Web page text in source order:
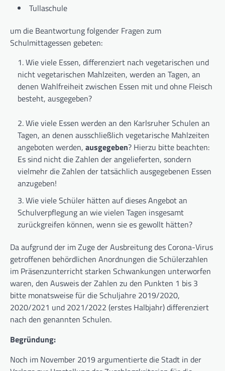
Tullaschule
um die Beantwortung folgender Fragen zum
Schulmittagessen gebeten:
Wie viele Essen, differenziert nach vegetarischen und
nicht vegetarischen Mahlzeiten, werden an Tagen, an
denen Wahlfreiheit zwischen Essen mit und ohne Fleisch
besteht, ausgegeben?
Wie viele Essen werden an den Karlsruher Schulen an
Tagen, an denen ausschließlich vegetarische Mahlzeiten
angeboten werden, ausgegeben? Hierzu bitte beachten:
Es sind nicht die Zahlen der angelieferten, sondern
vielmehr die Zahlen der tatsächlich ausgegebenen Essen
anzugeben!
Wie viele Schüler hätten auf dieses Angebot an
Schulverpflegung an wie vielen Tagen insgesamt
zurückgreifen können, wenn sie es gewollt hätten?
Da aufgrund der im Zuge der Ausbreitung des Corona-Virus
getroffenen behördlichen Anordnungen die Schülerzahlen
im Präsenzunterricht starken Schwankungen unterworfen
waren, den Ausweis der Zahlen zu den Punkten 1 bis 3
bitte monatsweise für die Schuljahre 2019/2020,
2020/2021 und 2021/2022 (erstes Halbjahr) differenziert
nach den genannten Schulen.
Begründung:
Noch im November 2019 argumentierte die Stadt in der